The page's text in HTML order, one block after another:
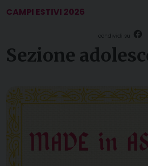
CAMPI ESTIVI 2026
Sezione